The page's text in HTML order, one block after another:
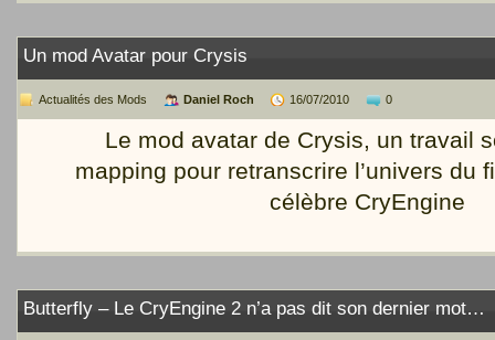
Un mod Avatar pour Crysis
Actualités des Mods Daniel Roch 16/07/2010 0
Le mod avatar de Crysis, un travail
mapping pour retranscrire l’univers du
célèbre CryEngine
Butterfly – Le CryEngine 2 n’a pas dit son dernier mot…